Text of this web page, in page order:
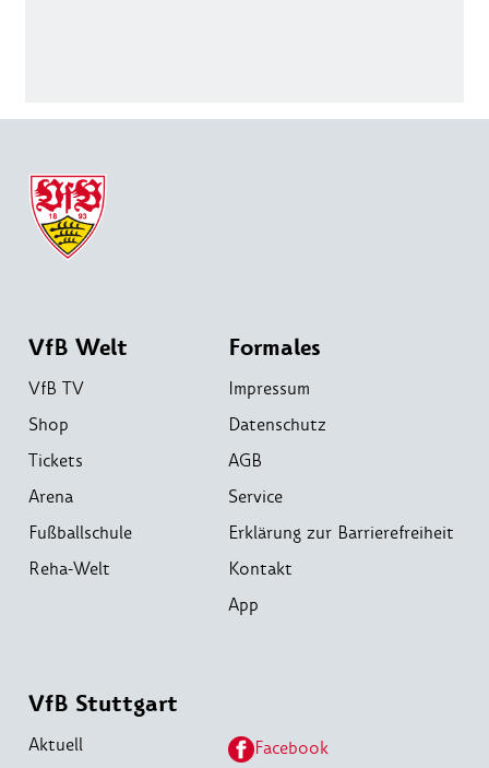
VfB Welt
VfB TV
Shop
Tickets
Arena
Fußballschule
Reha-Welt
Formales
Impressum
Datenschutz
AGB
Service
Erklärung zur Barrierefreiheit
Kontakt
App
VfB Stuttgart
Aktuell
Facebook